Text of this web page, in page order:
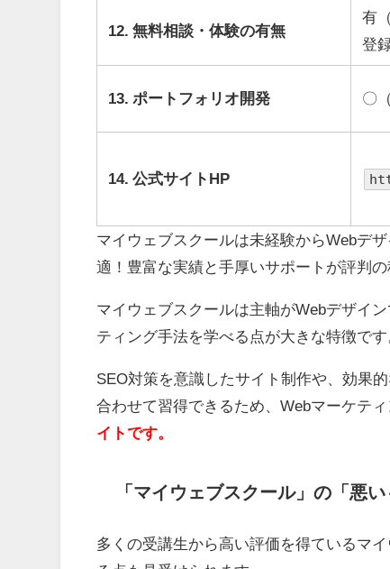
12. 無料相談・体験の有無
有
登
13. ポートフォリオ開発 〇
14. 公式サイトHP
マイウェブスクールは未経験からWebデ
適！豊富な実績と手厚いサポートが評判の
マイウェブスクールは主軸がWebデザイ
ティング手法を学べる点が大きな特徴です
SEO対策を意識したサイト制作や、効果
合わせて習得できるため、Webマーケテ
イトです。
「マイウェブスクール」の「悪い
多くの受講生から高い評価を得ているマ